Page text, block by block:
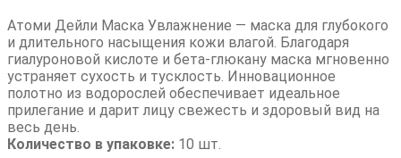
Атоми Дейли Маска Увлажнение — маска для глубокого
и длительного насыщения кожи влагой. Благодаря
гиалуроновой кислоте и бета-глюкану маска мгновенно
устраняет сухость и тусклость. Инновационное
полотно из водорослей обеспечивает идеальное
прилегание и дарит лицу свежесть и здоровый вид на
весь день.
Количество в упаковке: 10 шт.